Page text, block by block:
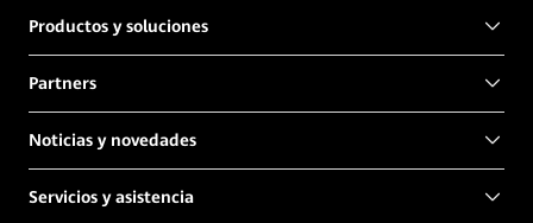
Productos y soluciones
Partners
Noticias y novedades
Servicios y asistencia